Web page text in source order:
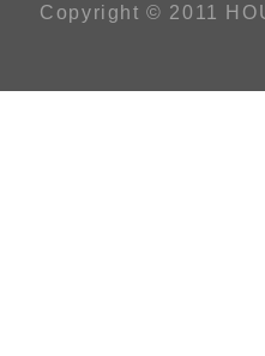
Copyright © 2011